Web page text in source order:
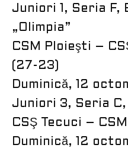
Juniori 1, Seria F,
„Olimpia”
CSM Ploieşti –
(27-23)
Duminică, 12
Juniori 3, Seria
CSŞ Tecuci –
Duminică, 12